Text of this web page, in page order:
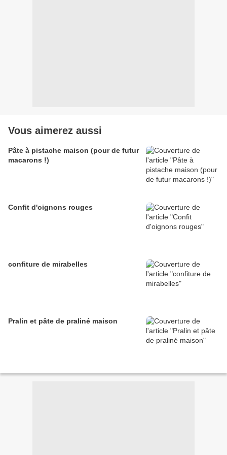
Vous aimerez aussi
Pâte à pistache maison (pour de futur
macarons !)
Confit d'oignons rouges
confiture de mirabelles
Pralin et pâte de praliné maison